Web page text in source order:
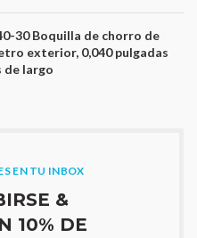
30 Boquilla de chorro de
exterior, 0,040 pulgadas
de largo
EN TU INBOX
&
10% DE